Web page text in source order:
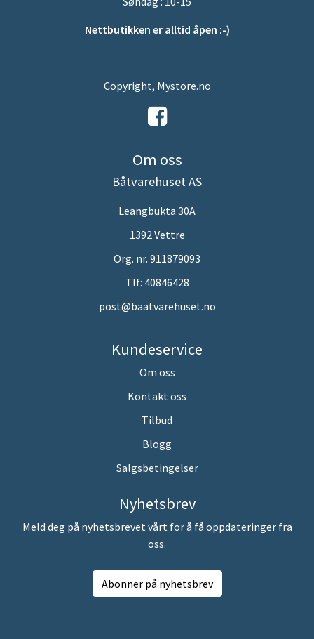
Nettbutikken er alltid åpen :-)
Copyright, Mystore.no
Om oss
Båtvarehuset AS
Leangbukta 30A
1392 Vettre
Org. nr. 911879093
Tlf: 40846428
post@baatvarehuset.no
Kundeservice
Om oss
Kontakt oss
Tilbud
Blogg
Salgsbetingelser
Nyhetsbrev
Meld deg på nyhetsbrevet vårt for å få oppdateringer fra
oss.
Abonner på nyhetsbrev